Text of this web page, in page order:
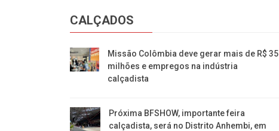
CALÇADOS
Missão Colômbia deve gerar mais de R$ 35
milhões e empregos na indústria
calçadista
Próxima BFSHOW, importante feira
calçadista, será no Distrito Anhembi, em